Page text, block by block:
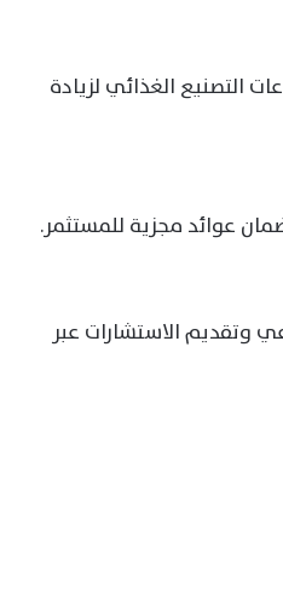
التصنيع الغذائي لزيادة
عوائد مجزية للمستثمر.
وتقديم الاستشارات عبر